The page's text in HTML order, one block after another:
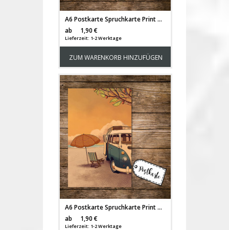
A6 Postkarte Spruchkarte Print mit Bulli Bus Autobus & Sonnenuntergang pk151
ab
1,90 €
Lieferzeit: 1-2 Werktage
ZUM WARENKORB HINZUFÜGEN
A6 Postkarte Spruchkarte Print mit Bulli Bus Surfbus am Strand Karte Autobus pk153
ab
1,90 €
Lieferzeit: 1-2 Werktage